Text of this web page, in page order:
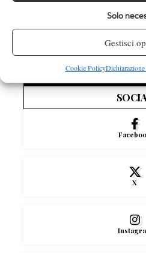
Solo
Gestisci
Cookie Policy
Rusedski sul
più nel 2026”
X